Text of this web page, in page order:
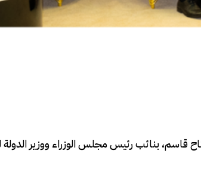
الفتاح قاسم، بنائب رئيس مجلس الوزراء ووزير